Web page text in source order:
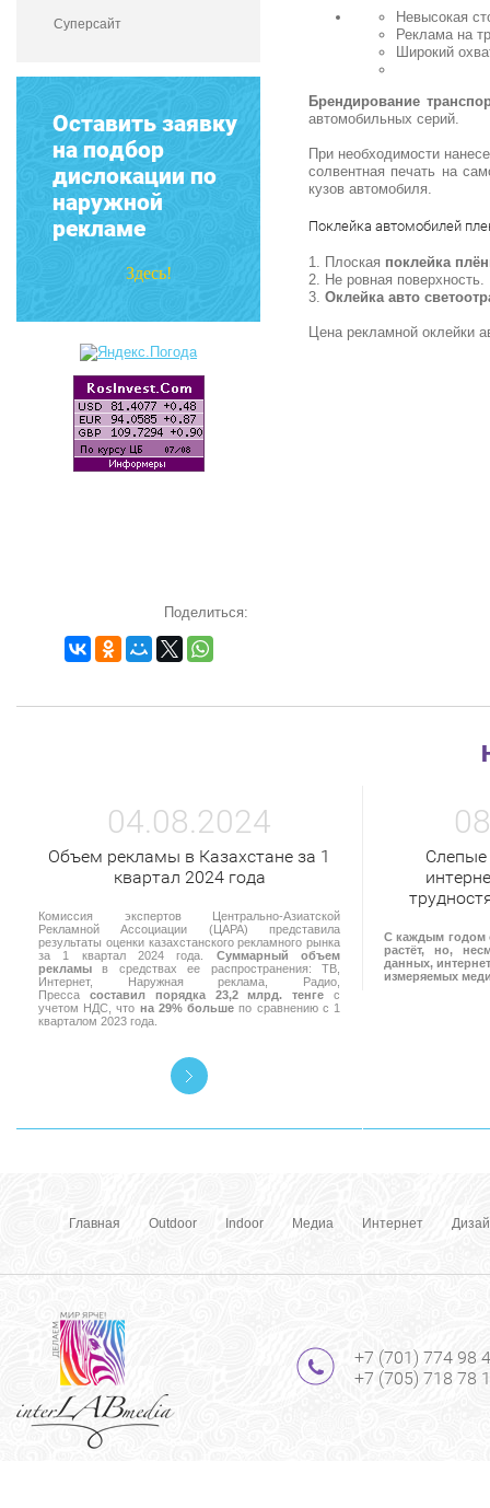
Суперсайт
Оставить заявку
на подбор
дислокации по
наружной
рекламе
Здесь!
Поделиться:
Невысокая
Реклама на
Широкий
Брендирование
автомобильных серий.
При необходимости
солвентная печать на
кузов автомобиля.
Поклейка автомобилей
1. Плоская поклейка
2. Не ровная
3. Оклейка авто
Цена рекламной оклейки
04.08.2024
Объем рекламы в Казахстане за 1
квартал 2024 года
Комиссия экспертов Центрально-Азиатской
Рекламной Ассоциации (ЦАРА) представила
результаты оценки казахстанского рекламного рынка
за 1 квартал 2024 года. Суммарный объем
рекламы в средствах ее распространения: ТВ,
Интернет, Наружная реклама, Радио,
Пресса составил порядка 23,2 млрд. тенге с
учетом НДС, что на 29% больше по сравнению с 1
кварталом 2023 года.
С каждым годом
растёт, но,
данных,
измеряемых
Главная Outdoor Indoor Медиа Интернет
+7 (701) 774 98
+7 (705) 718 78